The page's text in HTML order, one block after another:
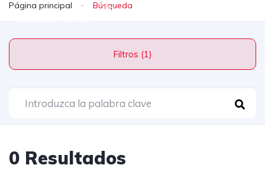
Página principal
Filtros (1)
0 Resultados